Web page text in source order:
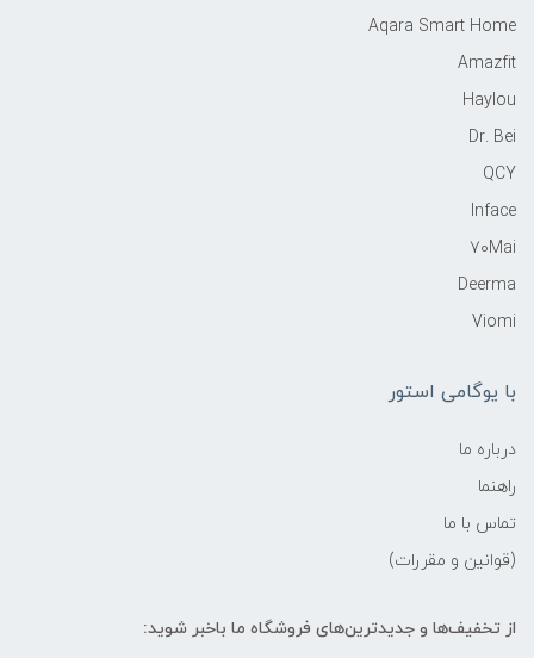
Aqara Smart Home
Amazfit
Haylou
Dr. Bei
QCY
Inface
70Mai
Deerma
Viomi
با یوگامی استور
درباره ما
راهنما
تماس با ما
(قوانین و مقررات)
از تخفیف‌ها و جدیدترین‌های فروشگاه ما باخبر شوید: